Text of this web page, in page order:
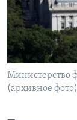
Learning
СОЦИАЛЬНЫЕ
Министерство
(архивное фото)